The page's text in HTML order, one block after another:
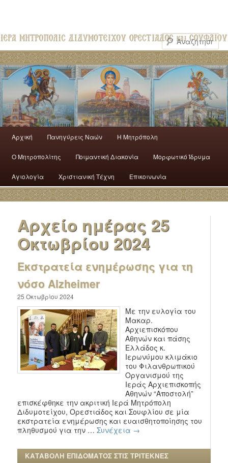
Αρχική Πανηγύρεις Ναών H Mητρόπολη
Ο Mητροπολίτης Ποιμαντική Διακονία Μορφωτικό Ίδρυμα
Αγιολογία Χριστιανική Τέχνη Επικοινωνία
Αρχείο ημέρας 25
Οκτωβρίου 2024
Εκστρατεία ενημέρωσης για τη
νόσο Alzheimer
25 Οκτωβρίου 2024
Με την ευλογία του
Μακαρ.
Αρχιεπισκόπου
Αθηνών και πάσης
Ελλάδος κ.
Ιερωνύμου κλιμάκιο
του Φιλανθρωπικού
Οργανισμού της
Ιεράς Αρχιεπισκοπής
Αθηνών “Αποστολή”
επισκέφθηκε την ακριτική Ιερά Μητρόπολη
Διδυμοτείχου, Ορεστιάδος και Σουφλίου σε μία
εκστρατεία ενημέρωσης και ευαισθητοποίησης του
πληθυσμού για την …Συνέχεια →
ΚΑΤΑΒΟΛΗ ΕΠΙΔΟΜΑΤΟΣ ΣΤΙΣ ΤΡΙΤΕΚΝΕΣ